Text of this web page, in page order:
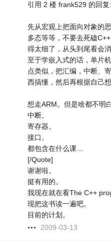
引用 2 楼 frank529 的回复:
先从宏观上把面向对象的
多态等等，不要去死磕
得太细了，从头到尾看会消
至于学嵌入式的话，单片
点类似，把汇编，中断、
西搞懂，然后再根据自己
想走ARM。但是啥都不明白
中断。
寄存器。
接口。
都包含在什么课…
[/Quote]
谢谢啦。
挺有用的。
我现在就在看The C++
现把这书读一遍吧。
目前的计划。
2009-03-13